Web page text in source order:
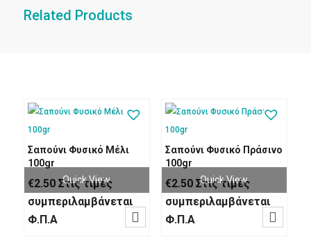
Related Products
Σαπούνι Φυσικό Μέλι
100gr
€2.50 Στις τιμές
συμπεριλαμβάνεται
Φ.Π.Α
Quick View

Σαπούνι Φυσικό Πράσινο
100gr
€2.50 Στις τιμές
συμπεριλαμβάνεται
Φ.Π.Α
Quick View
